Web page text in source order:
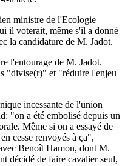
ministre de l'Ecologie
il voterait, même s'il a donné
la candidature de M. Jadot.
l'entourage de M. Jadot.
"divise(r)" et "réduire l'enjeu
incessante de l'union
"on a été embolisé depuis un
Même si on a essayé de
cesse renvoyés à ça",
Benoît Hamon, dont M.
décidé de faire cavalier seul,